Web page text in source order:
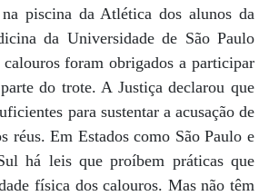
piscina da Atlética dos alunos da
da Universidade de São Paulo
foram obrigados a participar
do trote. A Justiça declarou que
para sustentar a acusação de
réus. Em Estados como São Paulo e
há leis que proíbem práticas que
física dos calouros. Mas não têm